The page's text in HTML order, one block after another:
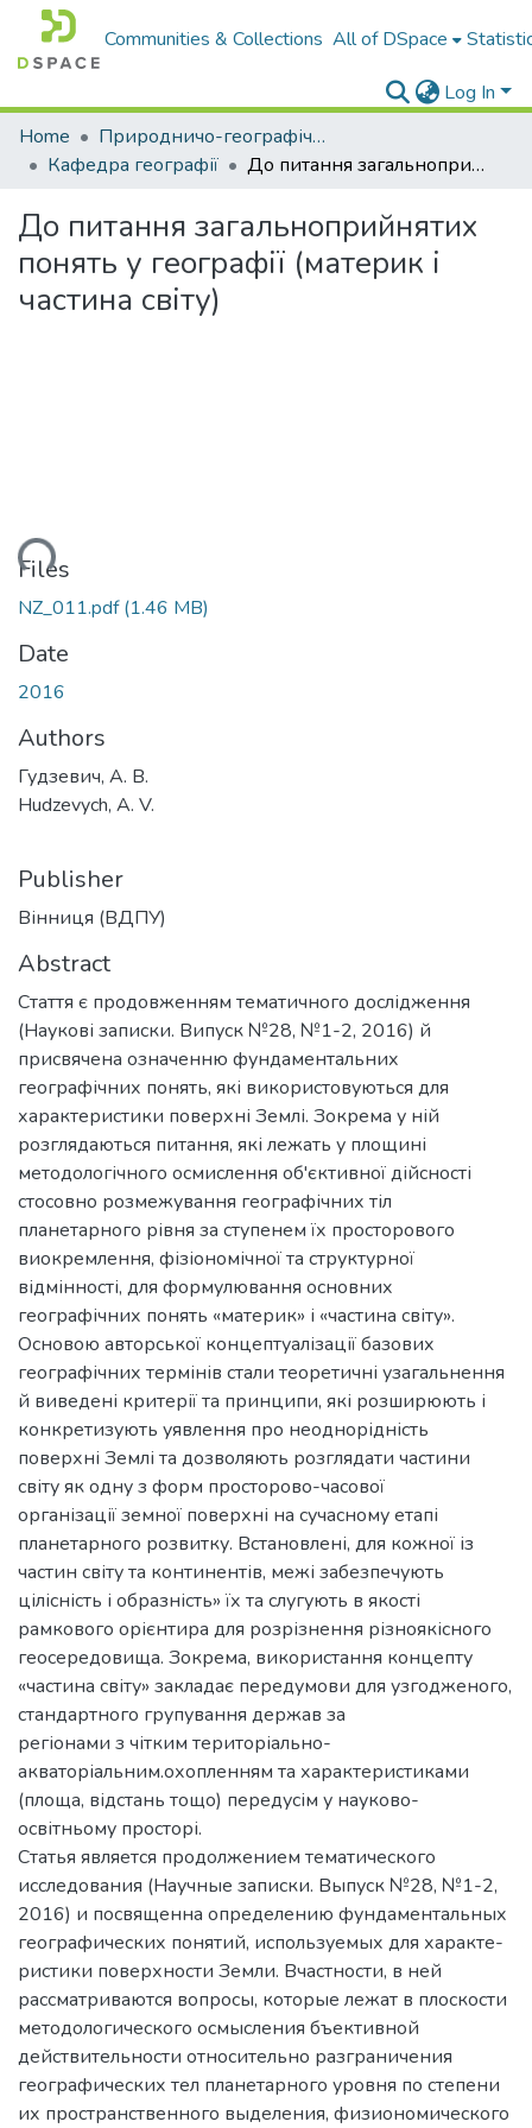
Communities & Collections All of DSpace
Log In
Home
Природничо-географічний факультет
Кафедра географії
До питання загальноприйнятих понять у географії (материк і частина світу)
До питання загальноприйнятих
понять у географії (материк і
частина світу)
Files
NZ_011.pdf(1.46 MB)
Date
2016
Authors
Гудзевич, А. В.
Hudzevych, A. V.
Publisher
Вінниця (ВДПУ)
Abstract
Стаття є продовженням тематичного дослідження
(Наукові записки. Випуск №28, №1-2, 2016) й
присвячена означенню фундаментальних
географічних понять, які використовуються для
характеристики поверхні Землі. Зокрема у ній
розглядаються питання, які лежать у площині
методологічного осмислення об'єктивної дійсності
стосовно розмежування географічних тіл
планетарного рівня за ступенем їх просторового
виокремлення, фізіономічної та структурної
відмінності, для формулювання основних
географічних понять «материк» і «частина світу».
Основою авторської концептуалізації базових
географічних термінів стали теоретичні узагальнення
й виведені критерії та принципи, які розширюють і
конкретизують уявлення про неоднорідність
поверхні Землі та дозволяють розглядати частини
світу як одну з форм просторово-часової
організації земної поверхні на сучасному етапі
планетарного розвитку. Встановлені, для кожної із
частин світу та континентів, межі забезпечують
цілісність і образність» їх та слугують в якості
рамкового орієнтира для розрізнення різноякісного
геосередовища. Зокрема, використання концепту
«частина світу» закладає передумови для узгодженого,
стандартного групування держав за
регіонами з чітким територіально-
акваторіальним.охопленням та характеристиками
(площа, відстань тощо) передусім у науково-
освітньому просторі.
Статья является продолжением тематического
исследования (Научные записки. Выпуск №28, №1-2,
2016) и посвященна определению фундаментальных
географических понятий, используемых для характе-
ристики поверхности Земли. Вчастности, в ней
рассматриваются вопросы, которые лежат в плоскости
методологического осмысления бъективной
действительности относительно разграничения
географических тел планетарного уровня по степени
их пространственного выделения, физиономического